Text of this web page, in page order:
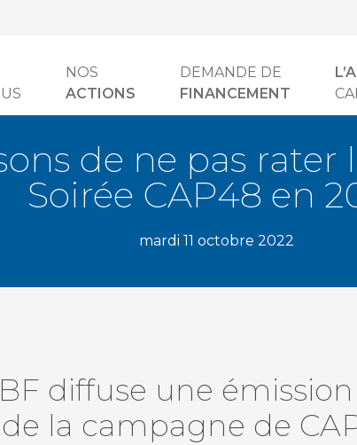
NOS
ACTIONS
DEMANDE DE
FINANCEMENT
de ne pas rater
Soirée CAP48 en
mardi 11 octobre 2022
diffuse une
la campagne de